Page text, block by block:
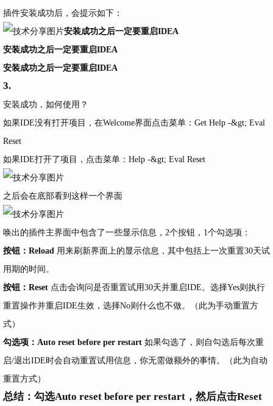
插件安装成功后，会提示如下：
安装成功之后一定要重启IDEA
安装成功之后一定要重启IDEA
安装成功之后一定要重启IDEA
3.
安装成功，如何使用？
如果IDE没有打开项目，在Welcome界面点击菜单： Get Help -&gt; Eval
Reset
如果IDE打开了项目，点击菜单： Help -&gt; Eval Reset
之后会在底部看到这样一个界面
唤出的插件主界面中包含了一些显示信息，2个按钮，1个勾选项：
按钮：Reload 用来刷新界面上的显示信息，其中包括上一次重置30天试
用期的时间。
按钮：Reset 点击会询问是否重置试用30天并重启IDE。选择Yes则执行
重置操作并重启IDE生效，选择No则什么也不做。（此为手动重置方
式）
勾选项：Auto reset before per restart 如果勾选了，则自勾选后每次重
启/退出IDE时会自动重置试用信息，你无需做额外的事情。（此为自动
重置方式）
总结：勾选Auto reset before per restart，然后点击Reset